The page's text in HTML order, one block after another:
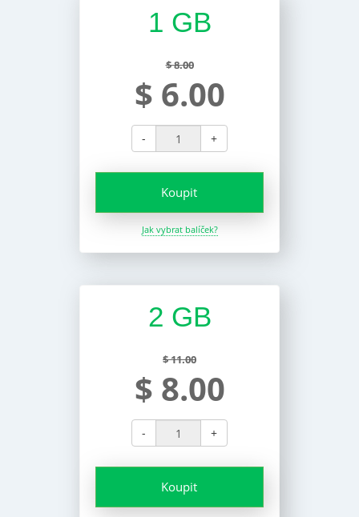
1 GB
$ 8.00
$ 6.00
- +
Koupit
Jak vybrat balíček?
2 GB
$ 11.00
$ 8.00
- +
Koupit